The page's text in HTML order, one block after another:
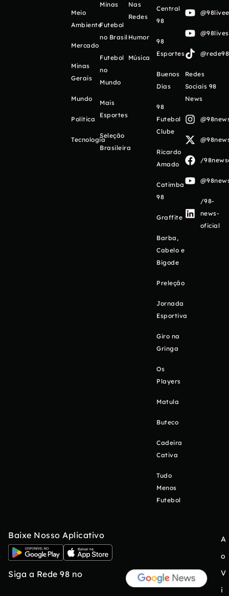
Meio
Ambiente
Mercado
Minas
Gerais
Mundo
Política
Tecnologia
Minas
Futebol
no Brasil
Futebol
no
Mundo
Mais
Esportes
Seleção
Brasileira
Nas
Redes
Humor
Música
Central
98
98
Esportes
Buenos
Días
98
Futebol
Clube
Ricardo
Amado
Catimba
98
Graffite
Barba,
Cabelo e
Bigode
Preleção
Jornada
Esportiva
Giro na
Gringa
Os
Players
Matula
Buteco
Cadeira
Cativa
Tudo
Menos
Futebol
Redes
Sociais 98
News
/
/98-
news-
oficial
Baixe Nosso Aplicativo
Siga a Rede 98 no
A
o
V
i